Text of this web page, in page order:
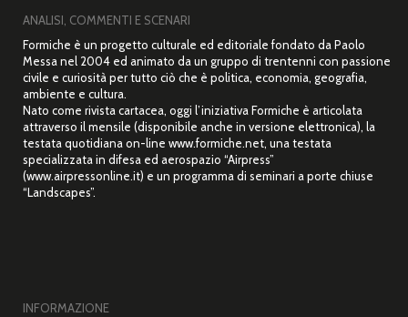
ANALISI, COMMENTI E SCENARI
Formiche è un progetto culturale ed editoriale fondato da Paolo
Messa nel 2004 ed animato da un gruppo di trentenni con passione
civile e curiosità per tutto ciò che è politica, economia, geografia,
ambiente e cultura.
Nato come rivista cartacea, oggi l’iniziativa Formiche è articolata
attraverso il mensile (disponibile anche in versione elettronica), la
testata quotidiana on-line www.formiche.net, una testata
specializzata in difesa ed aerospazio “Airpress”
(www.airpressonline.it) e un programma di seminari a porte chiuse
“Landscapes”.
INFORMAZIONE